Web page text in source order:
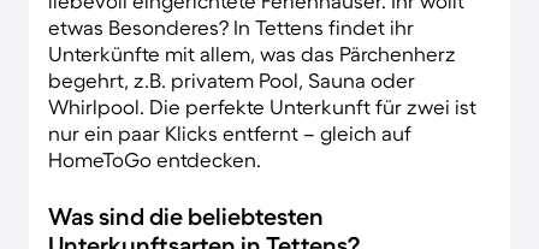
etwas Besonderes? In Tettens findet ihr
Unterkünfte mit allem, was das Pärchenherz
begehrt, z.B. privatem Pool, Sauna oder
Whirlpool. Die perfekte Unterkunft für zwei ist
nur ein paar Klicks entfernt – gleich auf
HomeToGo entdecken.
Was sind die beliebtesten